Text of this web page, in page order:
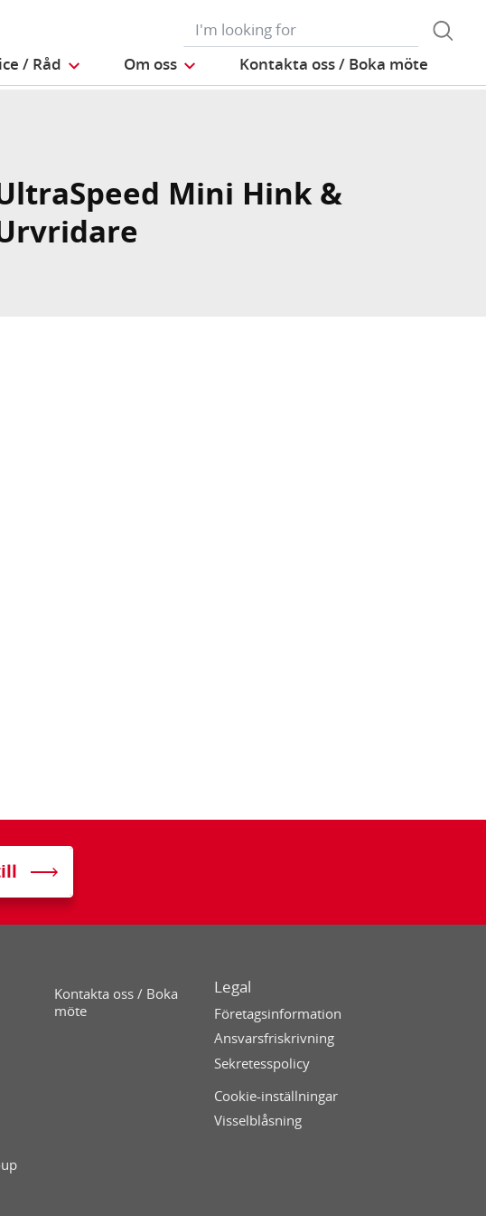
/ Råd Om oss Kontakta oss / Boka möte
Mini Hink &
Kontakta oss / Boka
möte
Legal
Företagsinformation
Ansvarsfriskrivning
Sekretesspolicy
Cookie-inställningar
Visselblåsning